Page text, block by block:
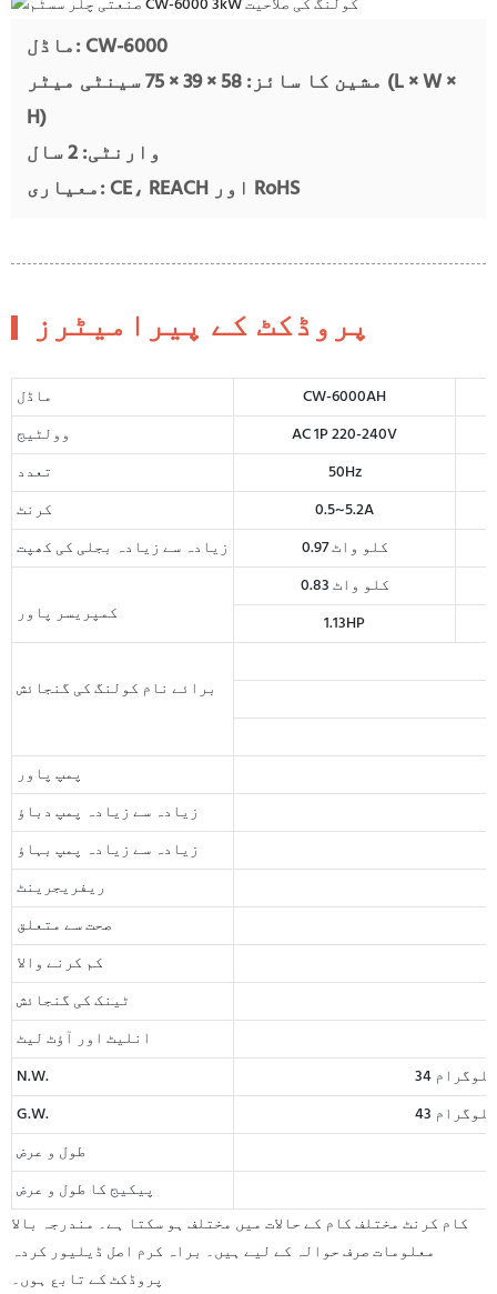
ماڈل: CW-6000
مشین کا سائز: 58 × 39 × 75 سینٹی میٹر (L × W ×
H)
وارنٹی: 2 سال
معیاری: CE، REACH اور RoHS
پروڈکٹ کے پیرامیٹرز
ماڈل
CW-6000AH
وولٹیج
AC 1P 220-240V
تعدد
50Hz
کرنٹ
0.5~5.2A
زیادہ سے زیادہ بجلی کی کھپت
0.97 کلو واٹ
کمپریسر پاور
0.83 کلو واٹ
1.13HP
برائے نام کولنگ کی گنجائش
پمپ پاور
زیادہ سے زیادہ پمپ دباؤ
زیادہ سے زیادہ پمپ بہاؤ
ریفریجرینٹ
صحت سے متعلق
کم کرنے والا
ٹینک کی گنجائش
انلیٹ اور آؤٹ لیٹ
N.W.
34 کلوگرام
G.W.
43 کلوگرام
طول و عرض
پیکیج کا طول و عرض
کام کرنٹ مختلف کام کے حالات میں مختلف ہو سکتا ہے۔ مندرجہ بالا
معلومات صرف حوالہ کے لیے ہیں۔ براہ کرم اصل ڈیلیور کردہ
پروڈکٹ کے تابع ہوں۔